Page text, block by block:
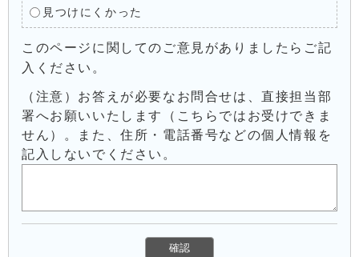
見つけにくかった
このページに関してのご意見がありましたらご記
入ください。
（注意）お答えが必要なお問合せは、直接担当部
署へお願いいたします（こちらではお受けできま
せん）。また、住所・電話番号などの個人情報を
記入しないでください。